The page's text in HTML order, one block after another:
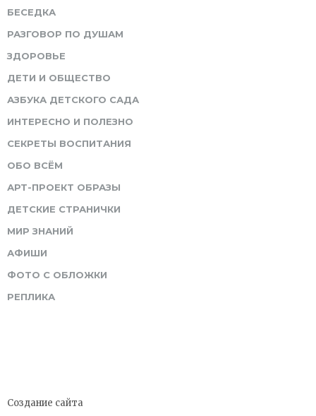
БЕСЕДКА
РАЗГОВОР ПО ДУШАМ
ЗДОРОВЬЕ
ДЕТИ И ОБЩЕСТВО
АЗБУКА ДЕТСКОГО САДА
ИНТЕРЕСНО И ПОЛЕЗНО
СЕКРЕТЫ ВОСПИТАНИЯ
ОБО ВСЁМ
АРТ-ПРОЕКТ ОБРАЗЫ
ДЕТСКИЕ СТРАНИЧКИ
МИР ЗНАНИЙ
АФИШИ
ФОТО С ОБЛОЖКИ
РЕПЛИКА
Создание сайта